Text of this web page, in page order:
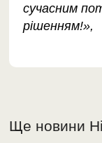
сучасним
рішенням!»,
Ще новини